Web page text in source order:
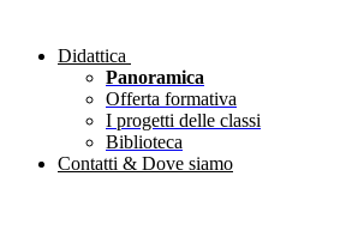
Didattica
Panoramica
Offerta formativa
I progetti delle classi
Biblioteca
Contatti & Dove siamo